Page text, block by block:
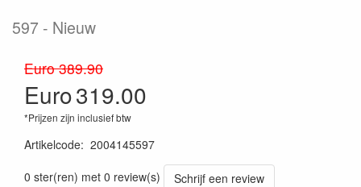
597 Nieuw
Euro 389.90
Euro319.00
*Prijzen zijn inclusief btw
Artikelcode: 2004145597
0 ster(ren) met 0 review(s)
Schrijf een review